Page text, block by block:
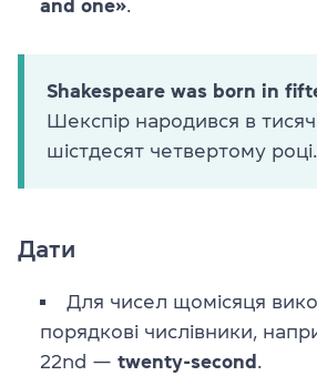
and one».
Shakespeare was born in
Шекспір народився в
шістдесят четвертому році.
Дати
Для чисел щомісяця
порядкові числівники,
22nd — twenty-second .